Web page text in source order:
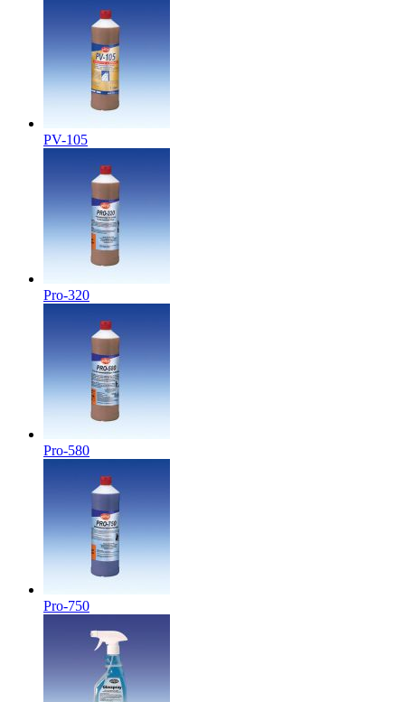
PV-105
Pro-320
Pro-580
Pro-750